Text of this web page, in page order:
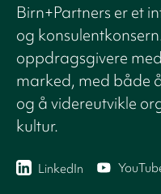
Birn+Partners er et
og
oppdragsgivere
marked, med både
og å videreutvikle
kultur.
LinkedIn